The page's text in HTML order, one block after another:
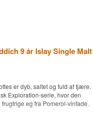
9 år Islay Single Malt
er dyb, saltet og fuld af tjære.
Exploration-serie, hvor den
eg fra Pomerol-vinfade.